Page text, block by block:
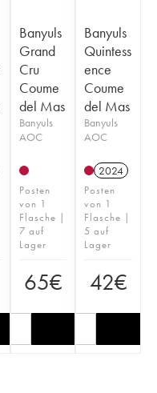
Banyuls
Grand
Cru
Coume
del Mas
Banyuls
AOC
Posten
von 1
Flasche |
7 auf
Lager
65€
Banyuls
Quintess
ence
Coume
del Mas
Banyuls
AOC
2024
Posten
von 1
Flasche |
5 auf
Lager
42€